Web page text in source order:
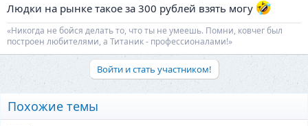
Людки на рынке такое за 300 рублей взять могу
«Никогда не бойся делать то, что ты не умеешь. Помни, ковчег был
построен любителями, а Титаник - профессионалами!»
Войти и стать участником!
Похожие темы